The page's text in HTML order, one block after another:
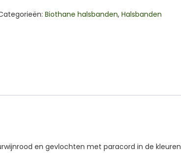
Biothane halsbanden, Halsbanden
en gevlochten met paracord in de kleuren